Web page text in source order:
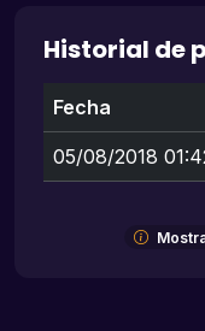
Historial de
Fecha
05/08/2018